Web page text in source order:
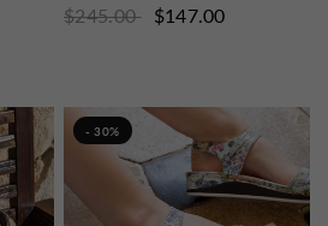
$245.00 $147.00
- 30%